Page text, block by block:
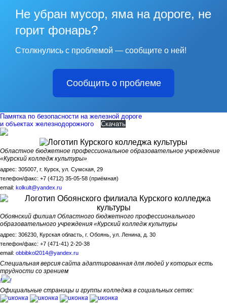
Не убран мусор, яма на дороге, не
горит фонарь?
Столкнулись с проблемой — сообщите о ней!
Сообщить о проблеме
Памятка по безопасности на железной дороге
и объектах железнодорожного
Скачать
Областное бюджетное профессиональное образовательное учреждение
«Курский колледж культуры»
адрес: 305007, г. Курск, ул. Сумская, 29
телефон/факс: +7 (4712) 35-05-58 (приёмная)
email: kolkult@yandex.ru
Обоянский филиал Областного бюджетного профессионального
образовательного учреждения «Курский колледж культуры
адрес: 306230, Курская область, г. Обоянь, ул. Ленина, д. 30
телефон/факс: +7 (471-41) 2-20-38
email: obbibkol2014@yandex.ru
Специальная версия сайта адаптированная для людей у которых есть
трудности со зрением
!
!
Официальные страницы и группы колледжа в социальных сетях: